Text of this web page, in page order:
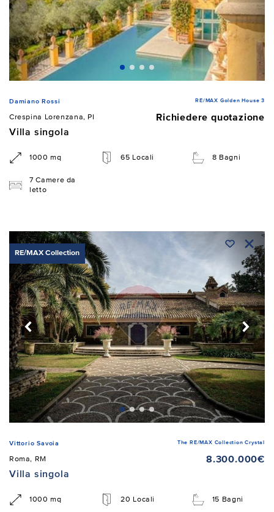
Damiano Rossi RE/MAX Golden House 3
Crespina Lorenzana, PI
Richiedere quotazione
Villa singola
1000 mq 65 Locali 8 Bagni
7 Camere da
letto
RE/MAX Collection
Vittorio Savoia The RE/MAX Collection Crystal
Roma, RM
8.300.000€
Villa singola
1000 mq 20 Locali 15 Bagni